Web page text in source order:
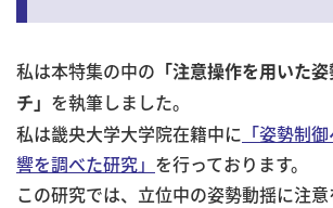
私は本特集の中の 「注意操作を用いた
チ」 を執筆しました。
私は畿央大学大学院在籍中に 「姿勢制
響を調べた研究」 を行っております。
この研究では、立位中の姿勢動揺に注